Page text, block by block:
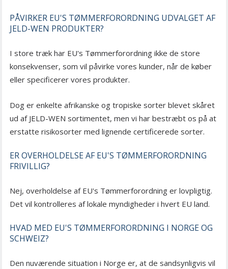
PÅVIRKER EU'S TØMMERFORORDNING UDVALGET AF
JELD-WEN PRODUKTER?
I store træk har EU's Tømmerforordning ikke de store
konsekvenser, som vil påvirke vores kunder, når de køber
eller specificerer vores produkter.
Dog er enkelte afrikanske og tropiske sorter blevet skåret
ud af JELD-WEN sortimentet, men vi har bestræbt os på at
erstatte risikosorter med lignende certificerede sorter.
ER OVERHOLDELSE AF EU'S TØMMERFORORDNING
FRIVILLIG?
Nej, overholdelse af EU's Tømmerforordning er lovpligtig.
Det vil kontrolleres af lokale myndigheder i hvert EU land.
HVAD MED EU'S TØMMERFORORDNING I NORGE OG
SCHWEIZ?
Den nuværende situation i Norge er, at de sandsynligvis vil